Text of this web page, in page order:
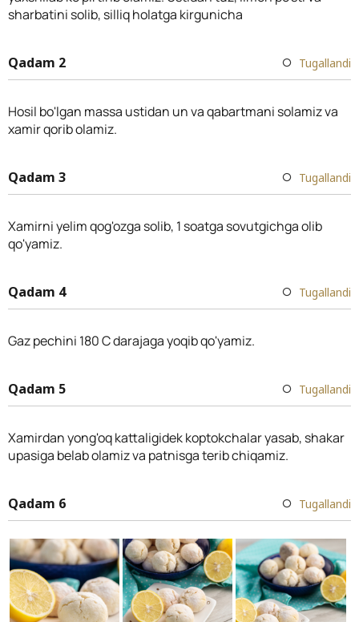
sharbatini solib, silliq holatga kirgunicha
Qadam 2 Tugallandi
Hosil bo'lgan massa ustidan un va qabartmani solamiz va
xamir qorib olamiz.
Qadam 3 Tugallandi
Xamirni yelim qog'ozga solib, 1 soatga sovutgichga olib
qo'yamiz.
Qadam 4 Tugallandi
Gaz pechini 180 C darajaga yoqib qo'yamiz.
Qadam 5 Tugallandi
Xamirdan yong'oq kattaligidek koptokchalar yasab, shakar
upasiga belab olamiz va patnisga terib chiqamiz.
Qadam 6 Tugallandi